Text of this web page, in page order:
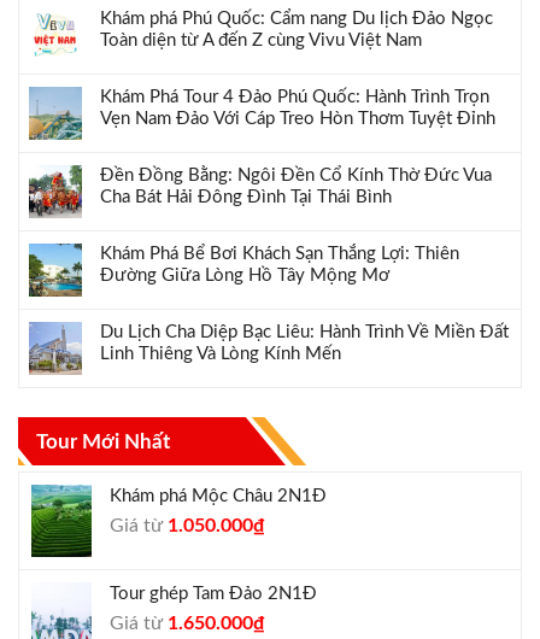
Khám phá Phú Quốc: Cẩm nang Du lịch Đảo Ngọc
Toàn diện từ A đến Z cùng Vivu Việt Nam
Khám Phá Tour 4 Đảo Phú Quốc: Hành Trình Trọn
Vẹn Nam Đảo Với Cáp Treo Hòn Thơm Tuyệt Đỉnh
Đền Đồng Bằng: Ngôi Đền Cổ Kính Thờ Đức Vua
Cha Bát Hải Đông Đình Tại Thái Bình
Khám Phá Bể Bơi Khách Sạn Thắng Lợi: Thiên
Đường Giữa Lòng Hồ Tây Mộng Mơ
Du Lịch Cha Diệp Bạc Liêu: Hành Trình Về Miền Đất
Linh Thiêng Và Lòng Kính Mến
Tour Mới Nhất
Khám phá Mộc Châu 2N1Đ
Giá từ Giá
1.300.000₫.
1.050.000₫Giá
là:
1.050.000₫.
Tour ghép Tam Đảo 2N1Đ
Giá từ Giá
1.650.000₫Giá